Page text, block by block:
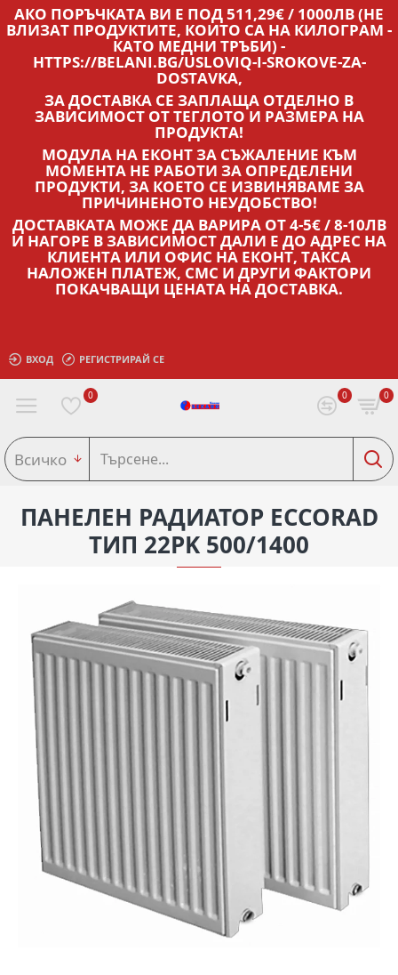
АКО ПОРЪЧКАТА ВИ Е ПОД 511,29€ / 1000ЛВ (НЕ
ВЛИЗАТ ПРОДУКТИТЕ, КОИТО СА НА КИЛОГРАМ -
КАТО МЕДНИ ТРЪБИ) -
HTTPS://BELANI.BG/USLOVIQ-I-SROKOVE-ZA-
DOSTAVKA,
ЗА ДОСТАВКА СЕ ЗАПЛАЩА ОТДЕЛНО В
ЗАВИСИМОСТ ОТ ТЕГЛОТО И РАЗМЕРА НА
ПРОДУКТА!
МОДУЛА НА ЕКОНТ ЗА СЪЖАЛЕНИЕ КЪМ
МОМЕНТА НЕ РАБОТИ ЗА ОПРЕДЕЛЕНИ
ПРОДУКТИ, ЗА КОЕТО СЕ ИЗВИНЯВАМЕ ЗА
ПРИЧИНЕНОТО НЕУДОБСТВО!
ДОСТАВКАТА МОЖЕ ДА ВАРИРА ОТ 4-5€ / 8-10ЛВ
И НАГОРЕ В ЗАВИСИМОСТ ДАЛИ Е ДО АДРЕС НА
КЛИЕНТА ИЛИ ОФИС НА ЕКОНТ, ТАКСА
НАЛОЖЕН ПЛАТЕЖ, СМС И ДРУГИ ФАКТОРИ
ПОКАЧВАЩИ ЦЕНАТА НА ДОСТАВКА.
ВХОД РЕГИСТРИРАЙ СЕ
0 0 0
Всичко
ПАНЕЛЕН РАДИАТОР ECCORAD
ТИП 22PK 500/1400